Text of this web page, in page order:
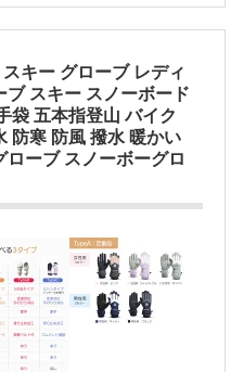
キー グローブ レディ
ブ スキー スノーボード
袋 五本指登山 バイク
防寒 防風 撥水 暖かい
ローブ スノーボーグロ